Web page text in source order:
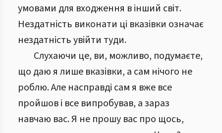
умовами для входження в інший світ.
Нездатність виконати ці вказівки означає
нездатність увійти туди.
Слухаючи це, ви, можливо, подумаєте,
що даю я лише вказівки, а сам нічого не
роблю. Але насправді сам я вже все
пройшов і все випробував, а зараз
навчаю вас. Я не прошу вас про щось,